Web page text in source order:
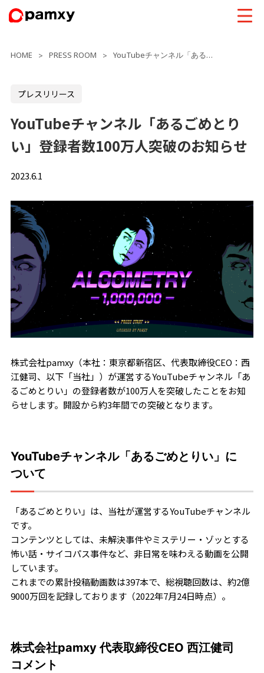
HOME > PRESS ROOM > YouTubeチャンネル「あるごめとりい」登録者数100万人突破のお知らせ
プレスリリース
YouTubeチャンネル「あるごめとり
い」登録者数100万人突破のお知らせ
2023.6.1
株式会社pamxy（本社：東京都新宿区、代表取締役CEO：西
江健司、以下「当社」）が運営するYouTubeチャンネル「あ
るごめとりい」の登録者数が100万人を突破したことをお知
らせします。開設から約3年間での突破となります。
YouTubeチャンネル「あるごめとりい」に
ついて
「あるごめとりい」は、当社が運営するYouTubeチャンネル
です。
コンテンツとしては、未解決事件やミステリー・ゾッとする
怖い話・サイコパス事件など、非日常を味わえる動画を公開
しています。
これまでの累計投稿動画数は397本で、総視聴回数は、約2億
9000万回を記録しております（2022年7月24日時点）。
株式会社pamxy 代表取締役CEO 西江健司
コメント